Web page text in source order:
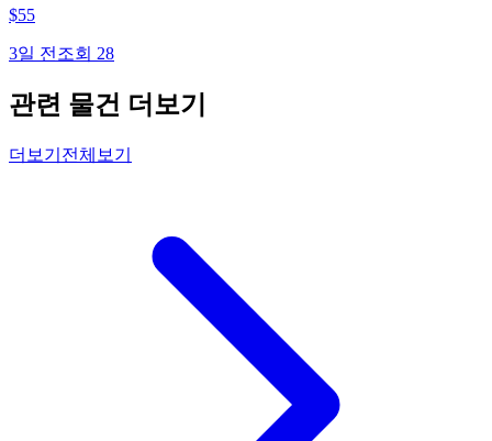
$55
3일 전 조회 28
관련 물건 더보기
더보기 전체보기